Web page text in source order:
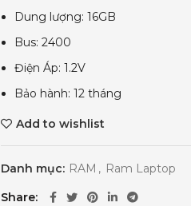
Dung lượng: 16GB
Bus: 2400
Điện Áp: 1.2V
Bảo hành: 12 tháng
Add to wishlist
Danh mục: RAM , Ram Laptop
Share